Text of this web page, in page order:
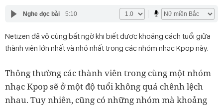
Nghe đọc bài 5:10
Netizen đã vô cùng bất ngờ khi biết được khoảng cách tuổi giữa
thành viên lớn nhất và nhỏ nhất trong các nhóm nhạc Kpop này.
Thông thường các thành viên trong cùng một nhóm
nhạc Kpop sẽ ở một độ tuổi không quá chênh lệch
nhau. Tuy nhiên, cũng có những nhóm mà khoảng